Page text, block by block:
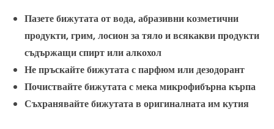
Пазете бижутата от вода, абразивни козметични
продукти, грим, лосион за тяло и всякакви продукти
съдържащи спирт или алкохол
Не пръскайте бижутата с парфюм или дезодорант
Почиствайте бижутата с мека микрофибърна кърпа
Съхранявайте бижутата в оригиналната им кутия